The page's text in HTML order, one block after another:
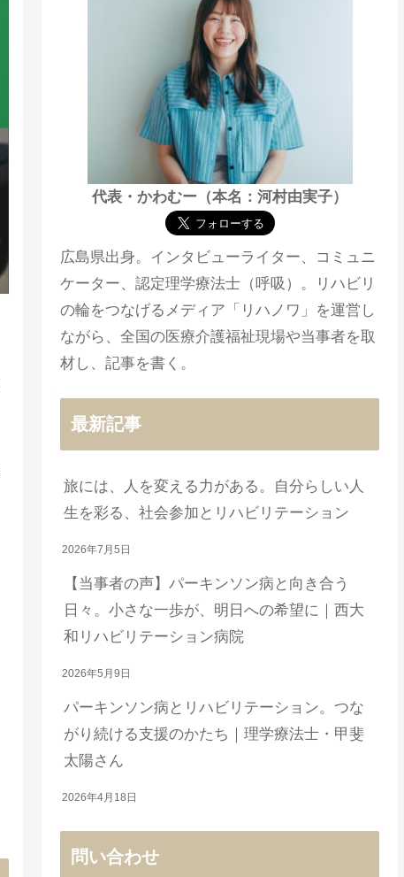
代表・かわむー（本名：河村由実子）
広島県出身。インタビューライター、コミュニ
ケーター、認定理学療法士（呼吸）。リハビリ
の輪をつなげるメディア「リハノワ」を運営し
ながら、全国の医療介護福祉現場や当事者を取
材し、記事を書く。
最新記事
旅には、人を変える力がある。自分らしい人
生を彩る、社会参加とリハビリテーション
2026年7月5日
【当事者の声】パーキンソン病と向き合う
日々。小さな一歩が、明日への希望に｜西大
和リハビリテーション病院
2026年5月9日
パーキンソン病とリハビリテーション。つな
がり続ける支援のかたち｜理学療法士・甲斐
太陽さん
2026年4月18日
問い合わせ